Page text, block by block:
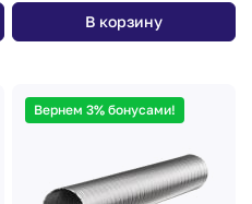
В корзину
Вернем 3% бонусами!